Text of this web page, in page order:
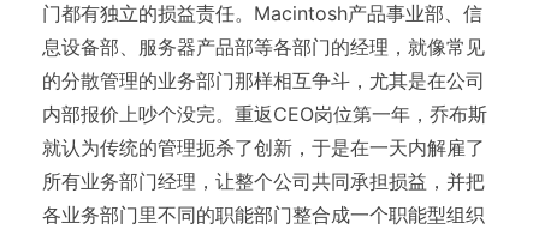
门都有独立的损益责任。Macintosh产品事业部、信
息设备部、服务器产品部等各部门的经理，就像常见
的分散管理的业务部门那样相互争斗，尤其是在公司
内部报价上吵个没完。重返CEO岗位第一年，乔布斯
就认为传统的管理扼杀了创新，于是在一天内解雇了
所有业务部门经理，让整个公司共同承担损益，并把
各业务部门里不同的职能部门整合成一个职能型组织